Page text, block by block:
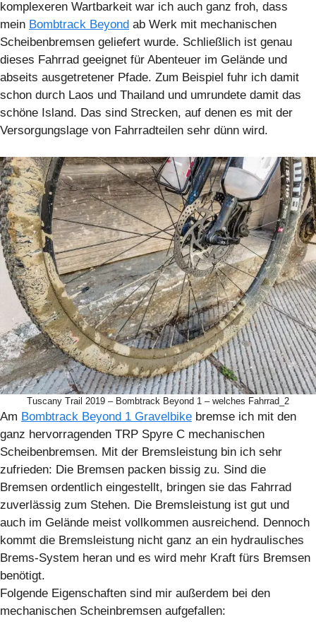
komplexeren Wartbarkeit war ich auch ganz froh, dass
mein Bombtrack Beyond ab Werk mit mechanischen
Scheibenbremsen geliefert wurde. Schließlich ist genau
dieses Fahrrad geeignet für Abenteuer im Gelände und
abseits ausgetretener Pfade. Zum Beispiel fuhr ich damit
schon durch Laos und Thailand und umrundete damit das
schöne Island. Das sind Strecken, auf denen es mit der
Versorgungslage von Fahrradteilen sehr dünn wird.
Tuscany Trail 2019 – Bombtrack Beyond 1 – welches Fahrrad_2
Am Bombtrack Beyond 1 Gravelbike bremse ich mit den
ganz hervorragenden TRP Spyre C mechanischen
Scheibenbremsen. Mit der Bremsleistung bin ich sehr
zufrieden: Die Bremsen packen bissig zu. Sind die
Bremsen ordentlich eingestellt, bringen sie das Fahrrad
zuverlässig zum Stehen. Die Bremsleistung ist gut und
auch im Gelände meist vollkommen ausreichend. Dennoch
kommt die Bremsleistung nicht ganz an ein hydraulisches
Brems-System heran und es wird mehr Kraft fürs Bremsen
benötigt.
Folgende Eigenschaften sind mir außerdem bei den
mechanischen Scheinbremsen aufgefallen: